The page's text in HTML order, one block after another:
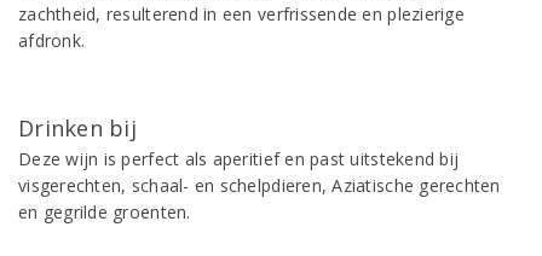
zachtheid, resulterend in een verfrissende en plezierige
afdronk.
Drinken bij
Deze wijn is perfect als aperitief en past uitstekend bij
visgerechten, schaal- en schelpdieren, Aziatische gerechten
en gegrilde groenten.